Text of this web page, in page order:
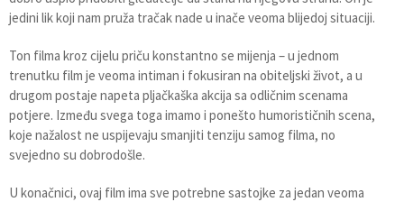
jedini lik koji nam pruža tračak nade u inače veoma blijedoj situaciji.
Ton filma kroz cijelu priču konstantno se mijenja – u jednom
trenutku film je veoma intiman i fokusiran na obiteljski život, a u
drugom postaje napeta pljačkaška akcija sa odličnim scenama
potjere. Između svega toga imamo i ponešto humorističnih scena,
koje nažalost ne uspijevaju smanjiti tenziju samog filma, no
svejedno su dobrodošle.
U konačnici, ovaj film ima sve potrebne sastojke za jedan veoma